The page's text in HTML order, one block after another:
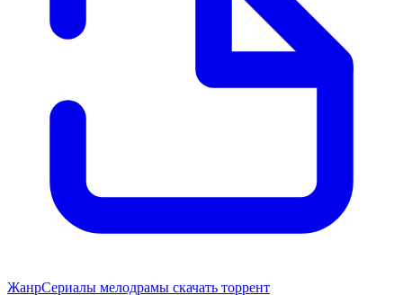
ЖанрСериалы мелодрамы скачать торрент